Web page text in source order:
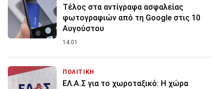
Τέλος στα αντίγραφα ασφαλείας
φωτογραφιών από τη Google στις 10
Αυγούστου
14:01
ΠΟΛΙΤΙΚΗ
ΕΛ.Α.Σ για το χωροταξικό: Η χώρα